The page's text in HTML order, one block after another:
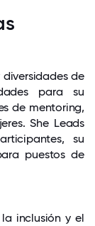
de
para su
de mentoring,
She Leads
su
puestos de
inclusión y el